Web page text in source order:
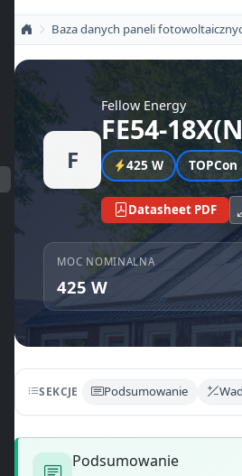
Baza danych paneli
F
Fellow Energy
FE54-
425 W TOPCon
Datasheet PDF
MOC NOMINALNA
425 W
SEKCJE Podsumowanie
Podsumowanie